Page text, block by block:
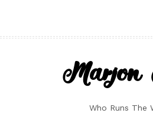
content
Marjon
Who Runs The